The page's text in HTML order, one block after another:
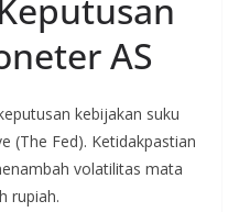
AS
kebijakan suku
(The Fed). Ketidakpastian
volatilitas mata
rupiah.